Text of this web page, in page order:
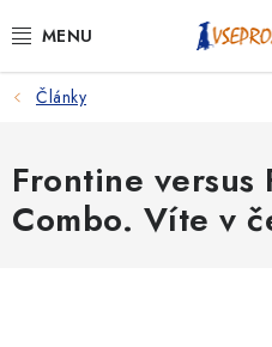
na
PSI
KOČKY
KONĚ
Články
Frontine versus
Combo. Víte v